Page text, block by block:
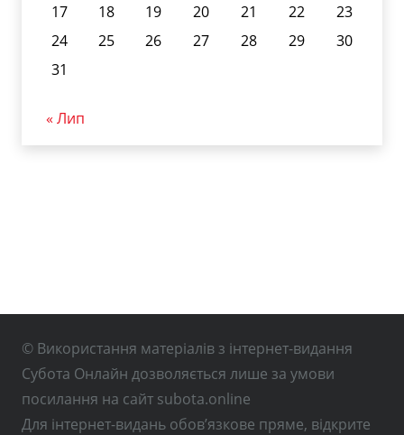
17
18 19 20 21 22
23
24
25 26 27 28 29
30
31
« Лип
© Використання матеріалів з інтернет-видання
Субота Онлайн дозволяється лише за умови
посилання на сайт subota.online
Для інтернет-видань обов’язкове пряме, відкрите